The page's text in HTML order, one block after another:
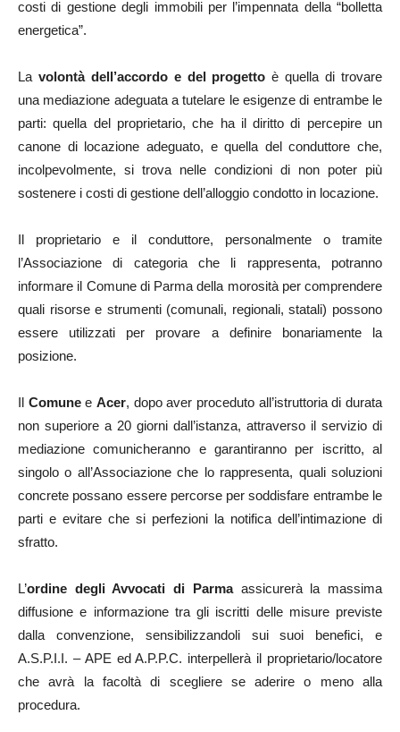
costi di gestione degli immobili per l’impennata della “bolletta
energetica”.
La volontà dell’accordo e del progetto è quella di trovare
una mediazione adeguata a tutelare le esigenze di entrambe le
parti: quella del proprietario, che ha il diritto di percepire un
canone di locazione adeguato, e quella del conduttore che,
incolpevolmente, si trova nelle condizioni di non poter più
sostenere i costi di gestione dell’alloggio condotto in locazione.
Il proprietario e il conduttore, personalmente o tramite
l’Associazione di categoria che li rappresenta, potranno
informare il Comune di Parma della morosità per comprendere
quali risorse e strumenti (comunali, regionali, statali) possono
essere utilizzati per provare a definire bonariamente la
posizione.
Il ComuneeAcer, dopo aver proceduto all’istruttoria di durata
non superiore a 20 giorni dall’istanza, attraverso il servizio di
mediazione comunicheranno e garantiranno per iscritto, al
singolo o all’Associazione che lo rappresenta, quali soluzioni
concrete possano essere percorse per soddisfare entrambe le
parti e evitare che si perfezioni la notifica dell’intimazione di
sfratto.
L’ordine degli Avvocati di Parma assicurerà la massima
diffusione e informazione tra gli iscritti delle misure previste
dalla convenzione, sensibilizzandoli sui suoi benefici, e
A.S.P.I.I. – APE ed A.P.P.C. interpellerà il proprietario/locatore
che avrà la facoltà di scegliere se aderire o meno alla
procedura.